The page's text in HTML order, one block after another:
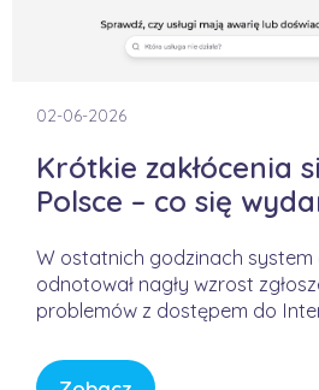
02-06-2026
Krótkie zakłócenia
Polsce – co się
W ostatnich godzinach system
odnotował nagły wzrost
problemów z dostępem do
FORWEB, lecz wynikała z